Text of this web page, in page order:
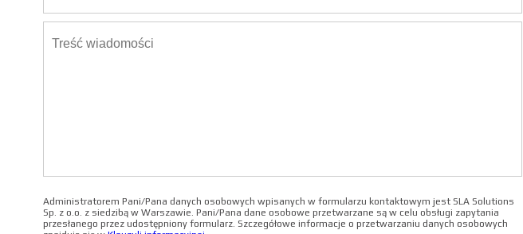
Administratorem Pani/Pana danych osobowych wpisanych w formularzu kontaktowym jest SLA Solutions
Sp. z o.o. z siedzibą w Warszawie. Pani/Pana dane osobowe przetwarzane są w celu obsługi zapytania
przesłanego przez udostępniony formularz. Szczegółowe informacje o przetwarzaniu danych osobowych